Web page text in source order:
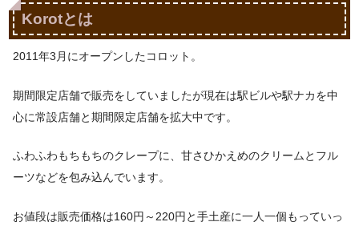
Korotとは
2011年3月にオープンしたコロット。
期間限定店舗で販売をしていましたが現在は駅ビルや駅ナカを中
心に常設店舗と期間限定店舗を拡大中です。
ふわふわもちもちのクレープに、甘さひかえめのクリームとフル
ーツなどを包み込んでいます。
お値段は販売価格は160円～220円と手土産に一人一個もっていっ